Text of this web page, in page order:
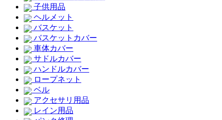
子供用品
ヘルメット
バスケット
バスケットカバー
車体カバー
サドルカバー
ハンドルカバー
ロープネット
ベル
アクセサリ用品
レイン用品